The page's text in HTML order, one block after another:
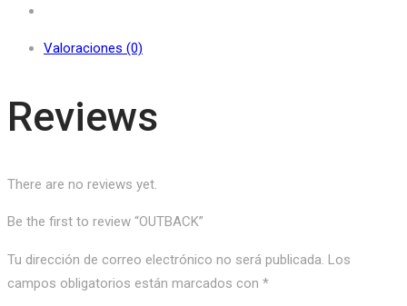
Valoraciones (0)
Reviews
There are no reviews yet.
Be the first to review “OUTBACK”
Tu dirección de correo electrónico no será publicada. Los
campos obligatorios están marcados con *